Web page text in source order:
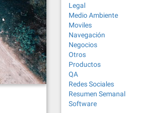
Legal
Medio Ambiente
Moviles
Navegación
Negocios
Otros
Productos
QA
Redes Sociales
Resumen Semanal
Software